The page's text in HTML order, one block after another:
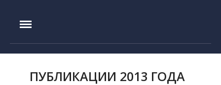
IAE.KZ
ПУБЛИКАЦИИ 2013 ГОДА